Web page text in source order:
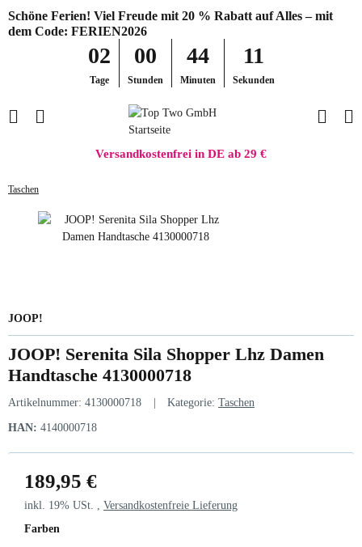
Schöne Ferien! Viel Freude mit 20 % Rabatt auf Alles – mit
dem Code: FERIEN2026
02
Tage
00
Stunden
44
Minuten
11
Sekunden
Versandkostenfrei in DE ab 29 €
Taschen
JOOP!
JOOP! Serenita Sila Shopper Lhz Damen
Handtasche 4130000718
Artikelnummer: 4130000718 Kategorie: Taschen
HAN: 4140000718
189,95 €
inkl. 19% USt. , Versandkostenfreie Lieferung
Farben